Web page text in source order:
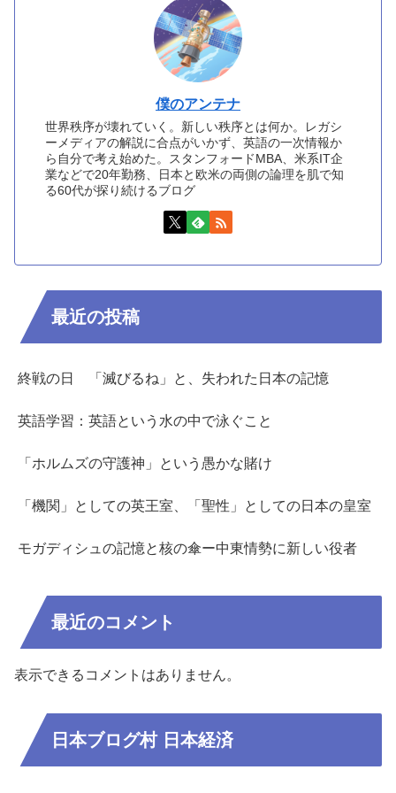
僕のアンテナ
世界秩序が壊れていく。新しい秩序とは何か。レガシ
ーメディアの解説に合点がいかず、英語の一次情報か
ら自分で考え始めた。スタンフォードMBA、米系IT企
業などで20年勤務、日本と欧米の両側の論理を肌で知
る60代が探り続けるブログ
最近の投稿
終戦の日 「滅びるね」と、失われた日本の記憶
英語学習：英語という水の中で泳ぐこと
「ホルムズの守護神」という愚かな賭け
「機関」としての英王室、「聖性」としての日本の皇室
モガディシュの記憶と核の傘ー中東情勢に新しい役者
最近のコメント
表示できるコメントはありません。
日本ブログ村 日本経済